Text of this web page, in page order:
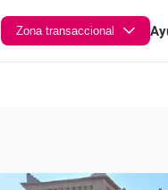
Zona transaccional